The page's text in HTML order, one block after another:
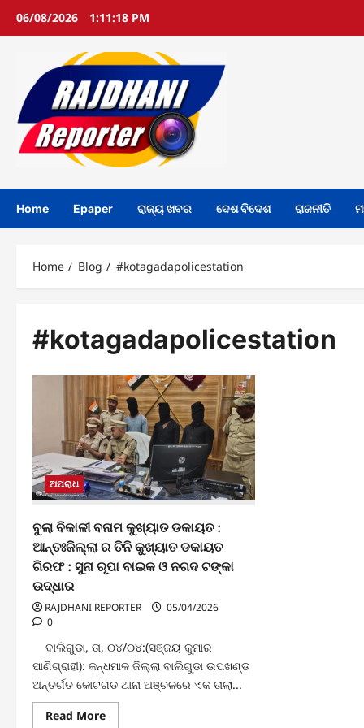
06/08/2026 1:11:18 PM
Home Epaper ରାଜ୍ୟ ଖବର ଦେଶ ବିଦେଶ ରାଜନୀତି
Home Blog #kotagadapolicestation
#kotagadapolicestation
ଅପରାଧ
ବୁଲା ବିକାଳୀ ବନାମ କୁଖ୍ୟାତ ଡକାୟତ :
ଆନ୍ତଃଜିଲ୍ଲା ର ତିନି କୁଖ୍ୟାତ ଡକାୟତ
ଗିରଫ : ସୁନା ରୂପା ବାଇକ ଓ ନଗଦ ଟଙ୍କା
ଉଦ୍ଧାର
RAJDHANI REPORTER
05/04/2026
0
ବାଲିଗୁଡା, ତା, ୦୪/୦୪:(ସଞ୍ଜୟ କୁମାର
ପାଣିଗ୍ରାହୀ): କନ୍ଧମାଳ ଜିଲ୍ଲା ବାଲିଗୁଡା ଉପଖଣ୍ଡ
ଅନ୍ତର୍ଗତ କୋଟଗଡ ଥାନା ଅଞ୍ଚଳରେ ଏକ ତାଲା...
Read MoreRead